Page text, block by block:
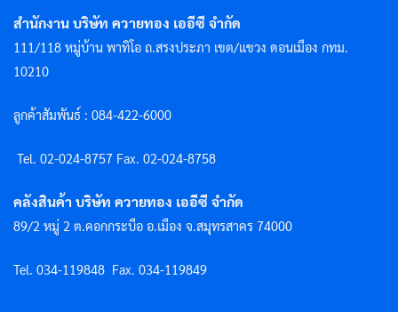
สำนักงาน บริษัท ควายทอง เออีซี จำกัด
111/118 หมู่บ้าน พาทิโอ ถ.สรงประภา เขต/แขวง ดอนเมือง กทม.
10210
ลูกค้าสัมพันธ์ : 084-422-6000
Tel. 02-024-8757 Fax. 02-024-8758
คลังสินค้า บริษัท ควายทอง เออีซี จำกัด
89/2 หมู่ 2 ต.คอกกระบือ อ.เมือง จ.สมุทรสาคร 74000
Tel. 034-119848 Fax. 034-119849